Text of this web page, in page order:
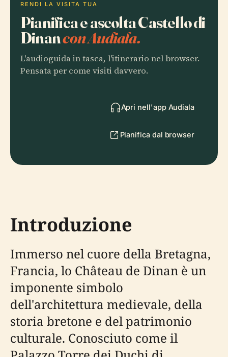
RENDI LA VISITA TUA
Pianifica e ascolta Castello di
Dinancon Audiala.
L'audioguida in tasca, l'itinerario nel browser.
Pensata per come visiti davvero.
Apri nell'app Audiala
Pianifica dal browser
Introduzione
Immerso nel cuore della Bretagna,
Francia, lo Château de Dinan è un
imponente simbolo
dell'architettura medievale, della
storia bretone e del patrimonio
culturale. Conosciuto come il